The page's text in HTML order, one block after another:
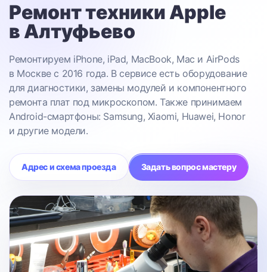
Ремонт техники Apple
в Алтуфьево
Ремонтируем iPhone, iPad, MacBook, Mac и AirPods
в Москве с 2016 года. В сервисе есть оборудование
для диагностики, замены модулей и компонентного
ремонта плат под микроскопом. Также принимаем
Android-смартфоны: Samsung, Xiaomi, Huawei, Honor
и другие модели.
Адрес и схема проезда Задать вопрос мастеру